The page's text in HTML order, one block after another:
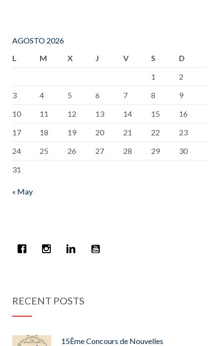
AGOSTO 2026
L
M X J V S
D
1
2
3
4 5 6 7 8
9
10
11 12 13 14 15
16
17
18 19 20 21 22
23
24
25 26 27 28 29
30
31
« May
RECENT POSTS
15Ème Concours de Nouvelles